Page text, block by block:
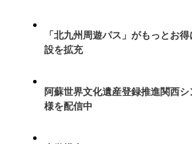
「北九州周遊パス」がもっとお
設を拡充
阿蘇世界文化遺産登録推進関西
様を配信中